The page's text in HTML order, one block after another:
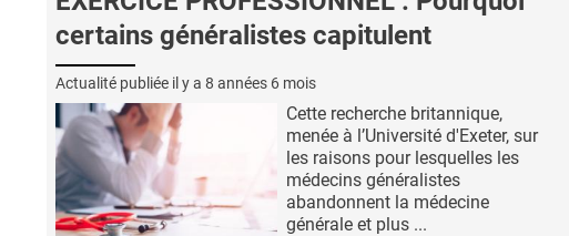
certains généralistes capitulent
Actualité publiée il y a 8 années 6 mois
Cette recherche britannique,
menée à l’Université d'Exeter, sur
les raisons pour lesquelles les
médecins généralistes
abandonnent la médecine
générale et plus ...